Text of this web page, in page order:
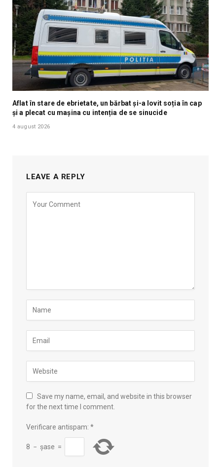
Aflat în stare de ebrietate, un bărbat și-a lovit soția în cap
și a plecat cu mașina cu intenția de se sinucide
4 august 2026
LEAVE A REPLY
Save my name, email, and website in this browser
for the next time I comment.
Verificare antispam: *
8 − șase =